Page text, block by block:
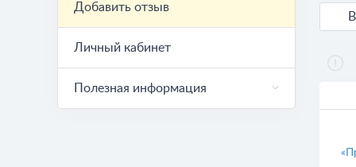
Добавить отзыв
Личный кабинет
Полезная информация